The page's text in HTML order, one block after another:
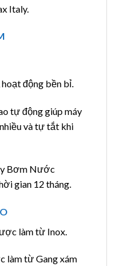
Italy.
hoạt động bền bỉ.
tự động giúp máy
và tự tắt khi
Bơm Nước
gian 12 tháng.
làm từ Inox.
làm từ Gang xám